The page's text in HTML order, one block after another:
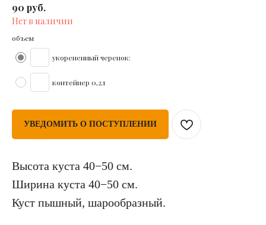
90 руб.
Нет в наличии
объем
укорененный черенок:
контейнер 0,2л
УВЕДОМИТЬ О ПОСТУПЛЕНИИ
Высота куста 40−50 см.
Ширина куста 40−50 см.
Куст пышный, шарообразный.